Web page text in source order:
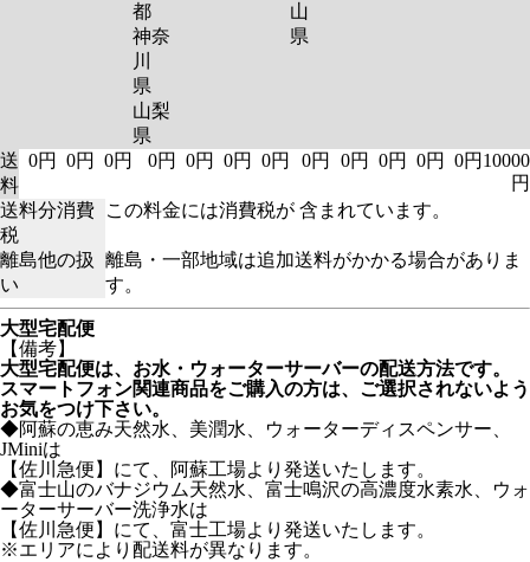
都
神奈
川
県
山梨
県
山
県
送
料
0円 0円 0円 0円 0円 0円 0円 0円 0円 0円 0円 0円 10000
円
送料分消費
税
この料金には消費税が 含まれています。
離島他の扱
い
離島・一部地域は追加送料がかかる場合がありま
す。
大型宅配便
【備考】
大型宅配便は、お水・ウォーターサーバーの配送方法です。
スマートフォン関連商品をご購入の方は、ご選択されないよう
お気をつけ下さい。
◆阿蘇の恵み天然水、美潤水、ウォーターディスペンサー、
JMiniは
【佐川急便】にて、阿蘇工場より発送いたします。
◆富士山のバナジウム天然水、富士鳴沢の高濃度水素水、ウォ
ーターサーバー洗浄水は
【佐川急便】にて、富士工場より発送いたします。
※エリアにより配送料が異なります。